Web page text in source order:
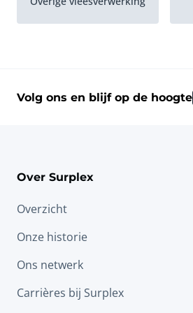
Volg ons en blijf op de hoogte
Over Surplex
Overzicht
Onze historie
Ons netwerk
Carrières bij Surplex